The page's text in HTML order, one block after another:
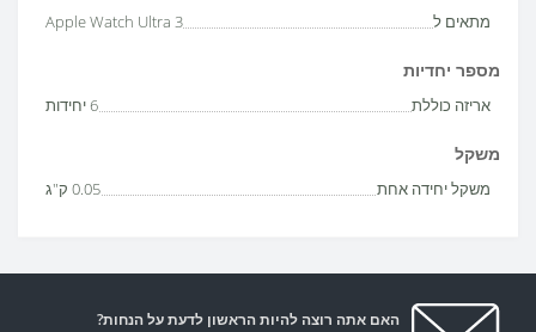
מתאים ל Apple Watch Ultra 3
מספר יחדיות
אריזה כוללת 6 יחידות
משקל
משקל יחידה אחת 0.05 ק"ג
האם אתה רוצה להיות הראשון לדעת על הנחות?